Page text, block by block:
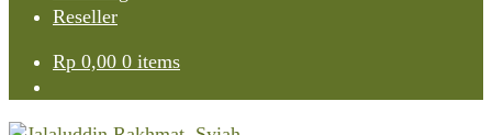
Reseller
Rp 0,00 0 items